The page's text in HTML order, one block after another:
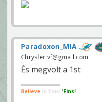
Paradoxon_MIA
Chrysler.vf@gmail.com
És megvolt a 1st
Believe In Your 'Fins!